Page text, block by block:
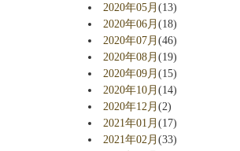
2020年05月(13)
2020年06月(18)
2020年07月(46)
2020年08月(19)
2020年09月(15)
2020年10月(14)
2020年12月(2)
2021年01月(17)
2021年02月(33)